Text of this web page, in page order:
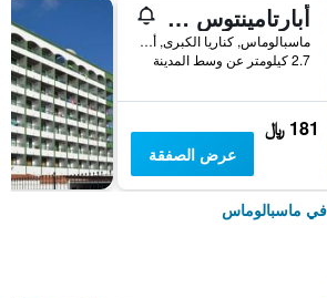
أبارتامينتوس أوليمبيا
ماسبالوماس, كناريا الكبرى, أسبانيا
2.7 كيلومتر عن وسط المدينة
181 ﷼
عرض الصفقة
ماسبالوماس